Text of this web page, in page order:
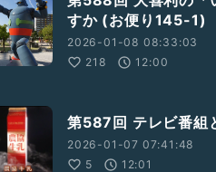
すか (お便り145-1)
2026-01-08 08:33:03
218
12:00
第587回 テレビ番組
2026-01-07 07:41:48
5
12:01